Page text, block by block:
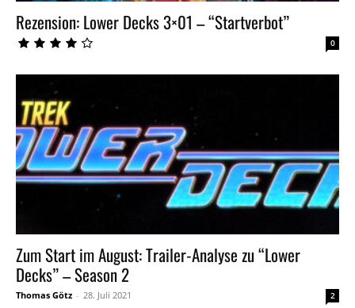
Rezension: Lower Decks 3×01 – “Startverbot”
0
Zum Start im August: Trailer-Analyse zu “Lower
Decks” – Season 2
Thomas Götz - 28. Juli 2021 2